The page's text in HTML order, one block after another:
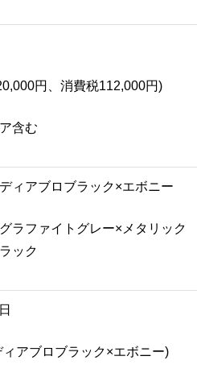
円、消費税112,000円)
含む
ィアブロブラック×エボニー
ラファイトグレー×メタリック
ック
アブロブラック×エボニー)